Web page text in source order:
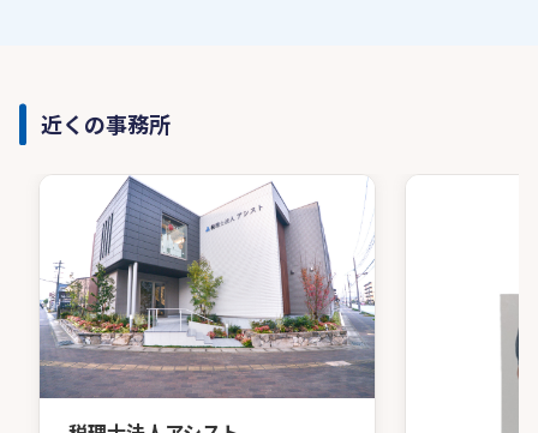
近くの事務所